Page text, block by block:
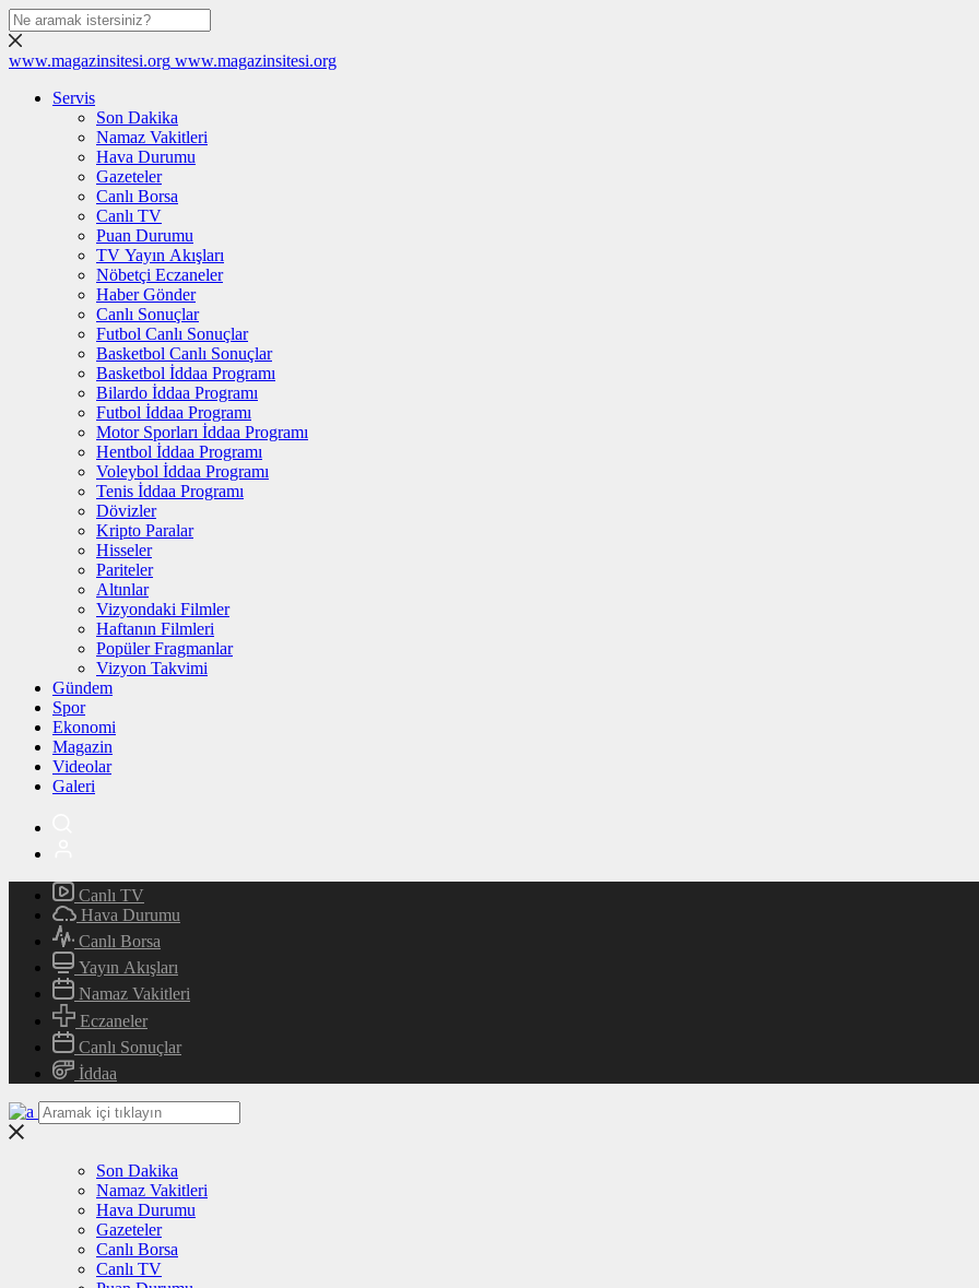
www.magazinsitesi.org www.magazinsitesi.org
Servis
Son Dakika
Namaz Vakitleri
Hava Durumu
Gazeteler
Canlı Borsa
Canlı TV
Puan Durumu
TV Yayın Akışları
Nöbetçi Eczaneler
Haber Gönder
Canlı Sonuçlar
Futbol Canlı Sonuçlar
Basketbol Canlı Sonuçlar
Basketbol İddaa Programı
Bilardo İddaa Programı
Futbol İddaa Programı
Motor Sporları İddaa Programı
Hentbol İddaa Programı
Voleybol İddaa Programı
Tenis İddaa Programı
Dövizler
Kripto Paralar
Hisseler
Pariteler
Altınlar
Vizyondaki Filmler
Haftanın Filmleri
Popüler Fragmanlar
Vizyon Takvimi
Gündem
Spor
Ekonomi
Magazin
Videolar
Galeri
Canlı TV
Hava Durumu
Canlı Borsa
Yayın Akışları
Namaz Vakitleri
Eczaneler
Canlı Sonuçlar
İddaa
Son Dakika
Namaz Vakitleri
Hava Durumu
Gazeteler
Canlı Borsa
Canlı TV